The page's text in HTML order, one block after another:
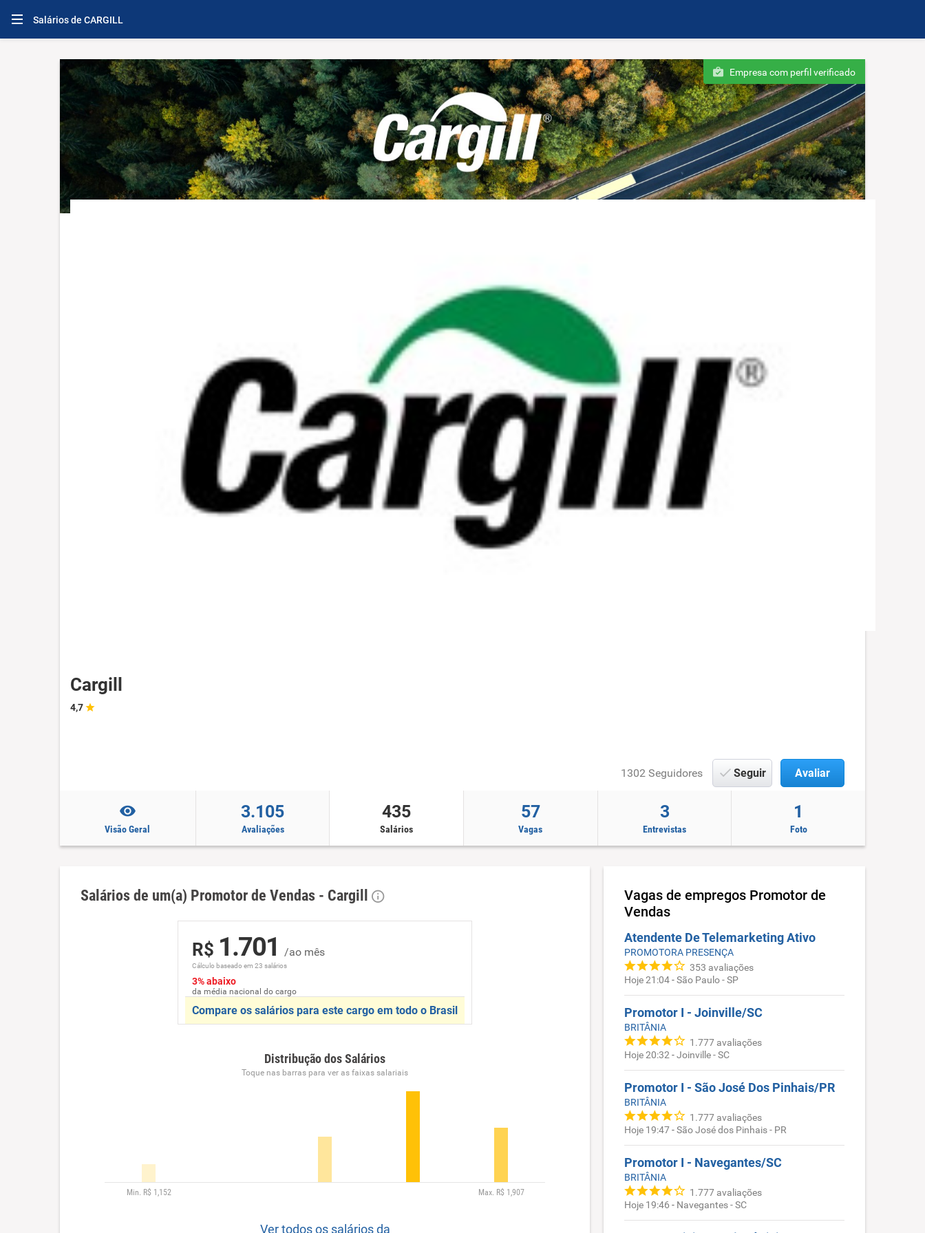
Salários de CARGILL
Empresa com perfil verificado
Cargill
4,7
1302 Seguidores Seguir Avaliar
Visão Geral
3.105
Avaliações
435
Salários
57
Vagas
3
Entrevistas
1
Foto
Salários de um(a) Promotor de Vendas - Cargill
R$ 1.701 /ao mês
Cálculo baseado em 23 salários
3% abaixo
da média nacional do cargo
Compare os salários para este cargo em todo o Brasil
Distribução dos Salários
Toque nas barras para ver as faixas salariais
Ver todos os salários da
Vagas de empregos Promotor de
Vendas
Atendente De Telemarketing Ativo
PROMOTORA PRESENÇA
353 avaliações
Hoje 21:04-São Paulo - SP
Promotor I - Joinville/SC
BRITÂNIA
1.777 avaliações
Hoje 20:32 -Joinville - SC
Promotor I - São José Dos Pinhais/PR
BRITÂNIA
1.777 avaliações
Hoje 19:47-São José dos Pinhais - PR
Promotor I - Navegantes/SC
BRITÂNIA
1.777 avaliações
Hoje 19:46 - Navegantes - SC